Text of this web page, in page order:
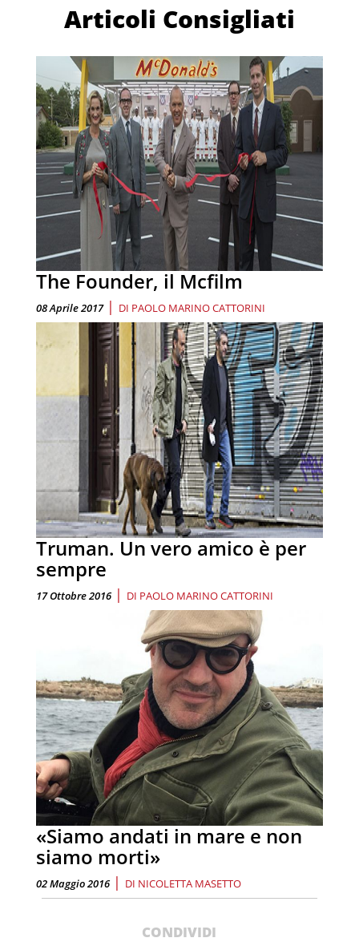
Articoli Consigliati
The Founder, il Mcfilm
08 Aprile 2017 | DI PAOLO MARINO CATTORINI
Truman. Un vero amico è per
sempre
17 Ottobre 2016 | DI PAOLO MARINO CATTORINI
«Siamo andati in mare e non
siamo morti»
02 Maggio 2016 | DI NICOLETTA MASETTO
CONDIVIDI